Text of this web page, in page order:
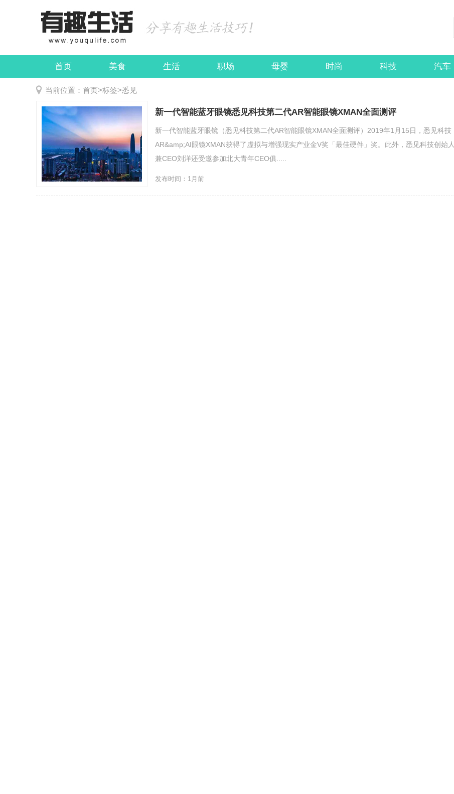
首页 美食 生活 职场 母婴 时尚 科技 汽车
娱乐 民俗
当前位置： 首页>标签>悉见
新一代智能蓝牙眼镜悉见科技第二代AR智能眼镜XMAN全面测评
新一代智能蓝牙眼镜（悉见科技第二代AR智能眼镜XMAN全面测评）2019年1月15日，悉见科技
AR&amp;AI眼镜XMAN获得了虚拟与增强现实产业金V奖「最佳硬件」奖。此外，悉见科技创始人
兼CEO刘洋还受邀参加北大青年CEO俱.....
发布时间：1月前